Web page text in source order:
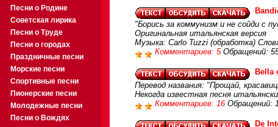
Песни о Родине
Советская лирика
Песни о Труде
Песни о городах
Праздничные песни
Морские песни
Спортивные песни
Пионерские песни
Молодежные песни
Песни о Вождях
"Борись за коммунизм и не сойди с
Оригинальная итальянская версия
Музыка: Carlo Tuzzi (обработка)
Комментариев: 5 Обращений:
Bella
Перевод названия: "Прощай,
Некогда известная песня
Комментариев: 16 Обращений:
De